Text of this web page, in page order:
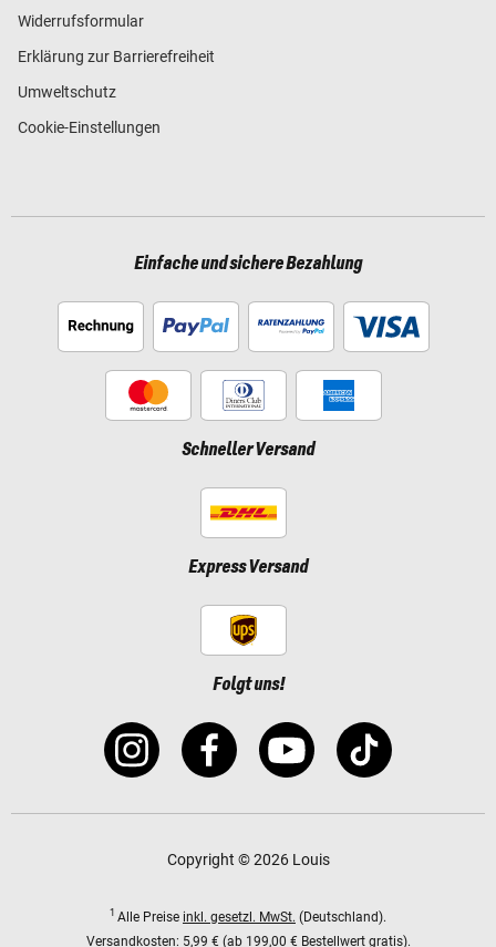
Widerrufsformular
Erklärung zur Barrierefreiheit
Umweltschutz
Cookie-Einstellungen
Einfache und sichere Bezahlung
Schneller Versand
Express Versand
Folgt uns!
Copyright © 2026 Louis
1 Alle Preise inkl. gesetzl. MwSt. (Deutschland).
Versandkosten: 5,99 € (ab 199,00 € Bestellwert gratis).